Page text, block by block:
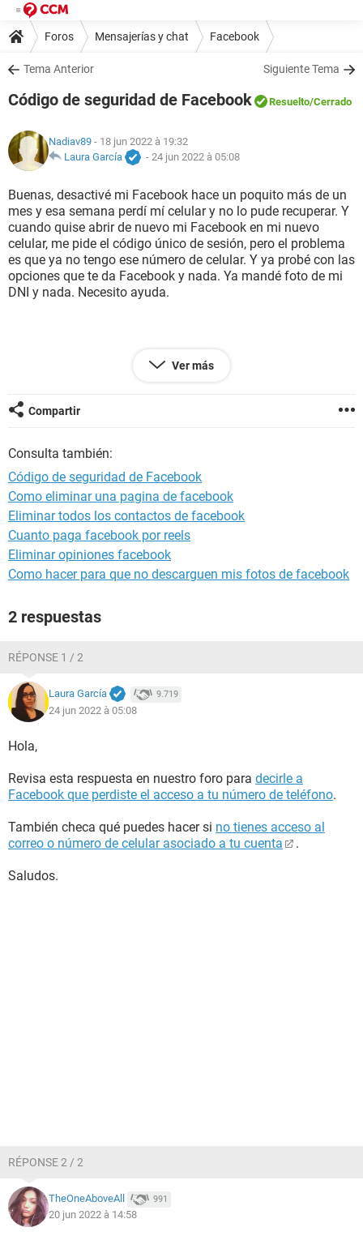
Foros Mensajerías y chat Facebook
Tema Anterior Siguiente Tema
Código de seguridad de Facebook Resuelto/Cerrado
Nadiav89 - 18 jun 2022 à 19:32
Laura García
- 24 jun 2022 à 05:08
Buenas, desactivé mi Facebook hace un poquito más de un
mes y esa semana perdí mí celular y no lo pude recuperar. Y
cuando quise abrir de nuevo mi Facebook en mi nuevo
celular, me pide el código único de sesión, pero el problema
es que ya no tengo ese número de celular. Y ya probé con las
opciones que te da Facebook y nada. Ya mandé foto de mi
DNI y nada. Necesito ayuda.
Ver más
Compartir
Consulta también:
Código de seguridad de Facebook
Como eliminar una pagina de facebook
Eliminar todos los contactos de facebook
Cuanto paga facebook por reels
Eliminar opiniones facebook
Como hacer para que no descarguen mis fotos de facebook
2 respuestas
RÉPONSE 1 / 2
Laura García 9.719
24 jun 2022 à 05:08
Hola,
Revisa esta respuesta en nuestro foro para decirle a
Facebook que perdiste el acceso a tu número de teléfono.
También checa qué puedes hacer si no tienes acceso al
correo o número de celular asociado a tu cuenta
.
Saludos.
RÉPONSE 2 / 2
TheOneAboveAll 991
20 jun 2022 à 14:58